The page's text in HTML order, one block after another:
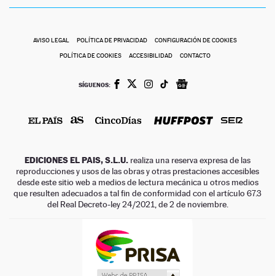
AVISO LEGAL POLÍTICA DE PRIVACIDAD CONFIGURACIÓN DE COOKIES
POLÍTICA DE COOKIES ACCESIBILIDAD CONTACTO
SÍGUENOS:
EDICIONES EL PAIS, S.L.U. realiza una reserva expresa de las
reproducciones y usos de las obras y otras prestaciones accesibles
desde este sitio web a medios de lectura mecánica u otros medios
que resulten adecuados a tal fin de conformidad con el artículo 67.3
del Real Decreto-ley 24/2021, de 2 de noviembre.